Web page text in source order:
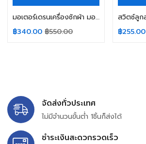
มอเตอร์เดรนเครื่องซักผ้า มอเตอร์เดรนใบพัดเขียว BPX2-102IL 35W ขาหน้า อะไหล่เครื่องซักผ้า
฿340.00 ฿550.00
฿255.00
จัดส่งทั่วประเทศ
ไม่มีจำนวนขั้นต่ำ 1ชิ้นก็ส่งได้
ชำระเงินสะดวกรวดเร็ว